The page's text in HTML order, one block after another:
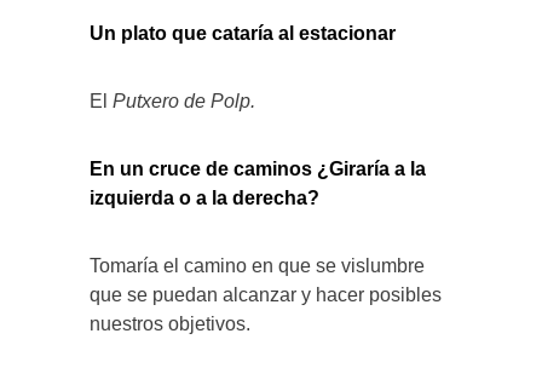
Un plato que cataría al estacionar
El Putxero de Polp.
En un cruce de caminos ¿Giraría a la
izquierda o a la derecha?
Tomaría el camino en que se vislumbre
que se puedan alcanzar y hacer posibles
nuestros objetivos.